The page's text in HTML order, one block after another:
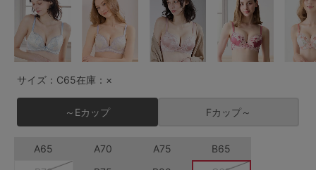
H70 H75
SS M
L LL
S-CD
M-AB M-EF
～999円 1,000～1,999円
2,000～2,999円 3,000～3,999円
4,000円～
セールアイテムから探す
セールアイテム
サイズ：C65在庫：×
～Eカップ Fカップ～
A65 A70 A75
B65